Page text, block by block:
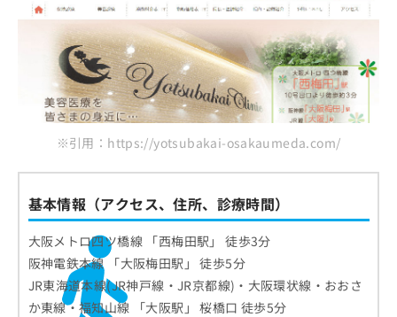
※引用：https://yotsubakai-osakaumeda.com/
基本情報（アクセス、住所、診療時間）
大阪メトロ四ツ橋線 「西梅田駅」 徒歩3分
阪神電鉄本線 「大阪梅田駅」 徒歩5分
JR東海道本線(JR神戸線・JR京都線)・大阪環状線・おおさ
か東線・福知山線 「大阪駅」 桜橋口 徒歩5分